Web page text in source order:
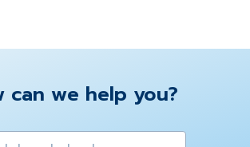
can we help you?